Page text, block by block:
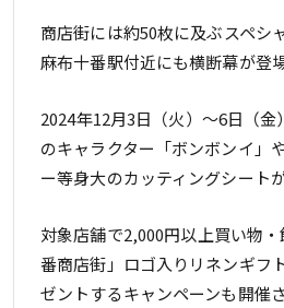
商店街には約50枚に及ぶスペシ
麻布十番駅付近にも横断幕が登
2024年12月3日（火）～6日（金
のキャラクター「ボンボンイ」
ー等身大のカッティングシートが
対象店舗で2,000円以上買い物
番商店街」ロゴ入りリネンギフ
ゼントするキャンペーンも開催さ